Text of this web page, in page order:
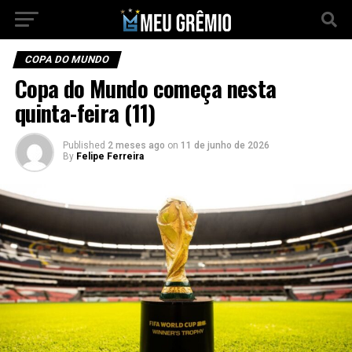
COPA DO MUNDO
Copa do Mundo começa nesta
quinta-feira (11)
Published 2 meses ago on 11 de junho de 2026
By Felipe Ferreira